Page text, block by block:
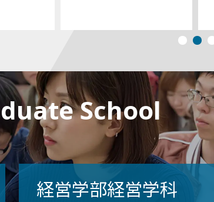
School
経営学部経営学科